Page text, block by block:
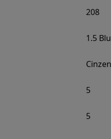
208
1.5
5
5